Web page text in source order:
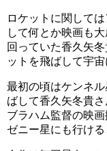
ロケットに関して
して何とか映画も
回っていた香久矢
ットを飛ばして宇
最初の頃はケンネ
ばして香久矢冬貴
ブラハム監督の映
ゼニー星にも行ける